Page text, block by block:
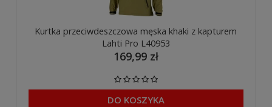
Kurtka przeciwdeszczowa męska khaki z kapturem
Lahti Pro L40953
169,99 zł
DO KOSZYKA